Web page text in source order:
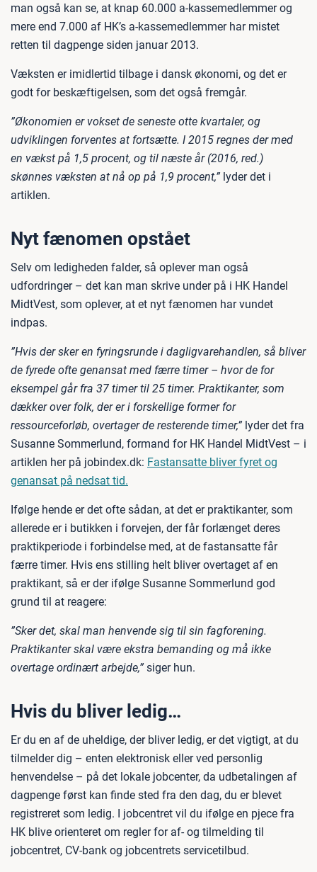
man også kan se, at knap 60.000 a-kassemedlemmer og
mere end 7.000 af HK’s a-kassemedlemmer har mistet
retten til dagpenge siden januar 2013.
Væksten er imidlertid tilbage i dansk økonomi, og det er
godt for beskæftigelsen, som det også fremgår.
”Økonomien er vokset de seneste otte kvartaler, og
udviklingen forventes at fortsætte. I 2015 regnes der med
en vækst på 1,5 procent, og til næste år (2016, red.)
skønnes væksten at nå op på 1,9 procent,” lyder det i
artiklen.
Nyt fænomen opstået
Selv om ledigheden falder, så oplever man også
udfordringer – det kan man skrive under på i HK Handel
MidtVest, som oplever, at et nyt fænomen har vundet
indpas.
”Hvis der sker en fyringsrunde i dagligvarehandlen, så bliver
de fyrede ofte genansat med færre timer – hvor de for
eksempel går fra 37 timer til 25 timer. Praktikanter, som
dækker over folk, der er i forskellige former for
ressourceforløb, overtager de resterende timer,” lyder det fra
Susanne Sommerlund, formand for HK Handel MidtVest – i
artiklen her på jobindex.dk: Fastansatte bliver fyret og
genansat på nedsat tid.
Ifølge hende er det ofte sådan, at det er praktikanter, som
allerede er i butikken i forvejen, der får forlænget deres
praktikperiode i forbindelse med, at de fastansatte får
færre timer. Hvis ens stilling helt bliver overtaget af en
praktikant, så er der ifølge Susanne Sommerlund god
grund til at reagere:
”Sker det, skal man henvende sig til sin fagforening.
Praktikanter skal være ekstra bemanding og må ikke
overtage ordinært arbejde,” siger hun.
Hvis du bliver ledig…
Er du en af de uheldige, der bliver ledig, er det vigtigt, at du
tilmelder dig – enten elektronisk eller ved personlig
henvendelse – på det lokale jobcenter, da udbetalingen af
dagpenge først kan finde sted fra den dag, du er blevet
registreret som ledig. I jobcentret vil du ifølge en pjece fra
HK blive orienteret om regler for af- og tilmelding til
jobcentret, CV-bank og jobcentrets servicetilbud.